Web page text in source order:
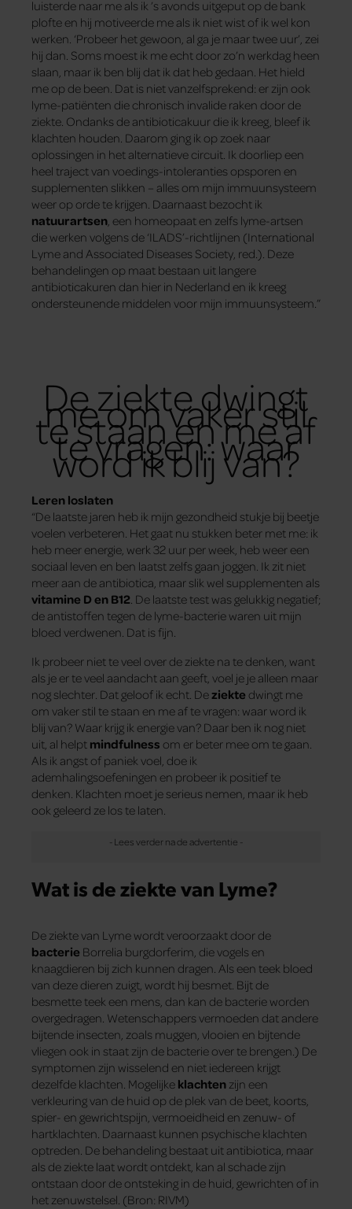
luisterde naar me als ik ’s avonds uitgeput op de bank
plofte en hij motiveerde me als ik niet wist of ik wel kon
werken. ‘Probeer het gewoon, al ga je maar twee uur’, zei
hij dan. Soms moest ik me echt door zo’n werkdag heen
slaan, maar ik ben blij dat ik dat heb gedaan. Het hield
me op de been. Dat is niet vanzelfsprekend: er zijn ook
lyme-patiënten die chronisch invalide raken door de
ziekte. Ondanks de antibioticakuur die ik kreeg, bleef ik
klachten houden. Daarom ging ik op zoek naar
oplossingen in het alternatieve circuit. Ik doorliep een
heel traject van voedings-intoleranties opsporen en
supplementen slikken – alles om mijn immuunsysteem
weer op orde te krijgen. Daarnaast bezocht ik
natuurartsen , een homeopaat en zelfs lyme-artsen
die werken volgens de ‘ILADS’-richtlijnen (International
Lyme and Associated Diseases Society, red.). Deze
behandelingen op maat bestaan uit langere
antibioticakuren dan hier in Nederland en ik kreeg
ondersteunende middelen voor mijn immuunsysteem.”
De ziekte dwingt
me om vaker stil
te staan en me af
te vragen: waar
word ik blij van?
Leren loslaten
“De laatste jaren heb ik mijn gezondheid stukje bij beetje
voelen verbeteren. Het gaat nu stukken beter met me: ik
heb meer energie, werk 32 uur per week, heb weer een
sociaal leven en ben laatst zelfs gaan joggen. Ik zit niet
meer aan de antibiotica, maar slik wel supplementen als
vitamine D en B12 . De laatste test was gelukkig negatief;
de antistoffen tegen de lyme-bacterie waren uit mijn
bloed verdwenen. Dat is fijn.
Ik probeer niet te veel over de ziekte na te denken, want
als je er te veel aandacht aan geeft, voel je je alleen maar
nog slechter. Dat geloof ik echt. De ziekte dwingt me
om vaker stil te staan en me af te vragen: waar word ik
blij van? Waar krijg ik energie van? Daar ben ik nog niet
uit, al helpt mindfulness om er beter mee om te gaan.
Als ik angst of paniek voel, doe ik
ademhalingsoefeningen en probeer ik positief te
denken. Klachten moet je serieus nemen, maar ik heb
ook geleerd ze los te laten.
Wat is de ziekte van Lyme?
De ziekte van Lyme wordt veroorzaakt door de
bacterie Borrelia burgdorferim, die vogels en
knaagdieren bij zich kunnen dragen. Als een teek bloed
van deze dieren zuigt, wordt hij besmet. Bijt de
besmette teek een mens, dan kan de bacterie worden
overgedragen. Wetenschappers vermoeden dat andere
bijtende insecten, zoals muggen, vlooien en bijtende
vliegen ook in staat zijn de bacterie over te brengen.) De
symptomen zijn wisselend en niet iedereen krijgt
dezelfde klachten. Mogelijke klachten zijn een
verkleuring van de huid op de plek van de beet, koorts,
spier- en gewrichtspijn, vermoeidheid en zenuw- of
hartklachten. Daarnaast kunnen psychische klachten
optreden. De behandeling bestaat uit antibiotica, maar
als de ziekte laat wordt ontdekt, kan al schade zijn
ontstaan door de ontsteking in de huid, gewrichten of in
het zenuwstelsel. (Bron: RIVM)